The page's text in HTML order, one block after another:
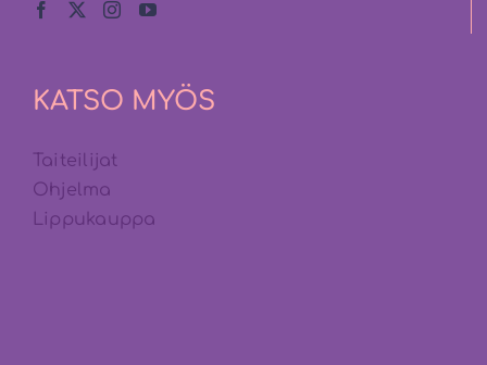
KATSO MYÖS
Taiteilijat
Ohjelma
Lippukauppa